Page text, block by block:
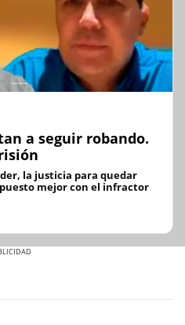
a seguir robando.
la justicia para quedar
mejor con el infractor